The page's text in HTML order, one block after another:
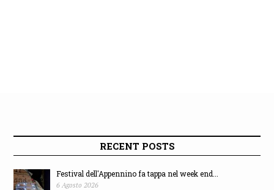
RECENT POSTS
Festival dell'Appennino fa tappa nel week end...
6 Agosto 2026